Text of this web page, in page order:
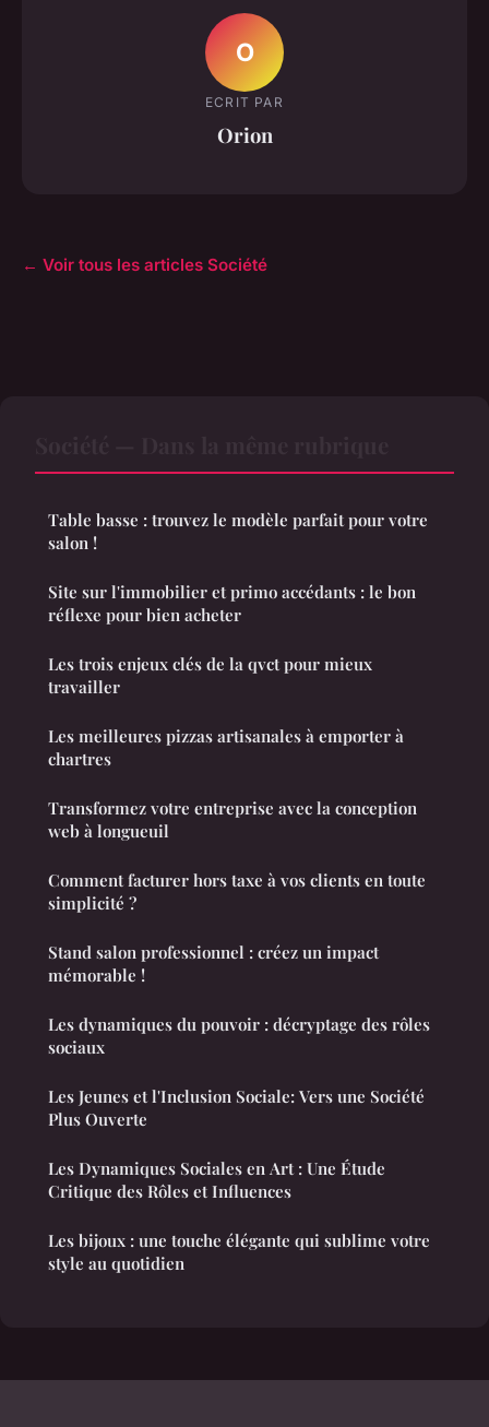
O
ECRIT PAR
Orion
← Voir tous les articles Société
Table basse : trouvez le modèle parfait pour votre
salon !
Site sur l'immobilier et primo accédants : le bon
réflexe pour bien acheter
Les trois enjeux clés de la qvct pour mieux
travailler
Les meilleures pizzas artisanales à emporter à
chartres
Transformez votre entreprise avec la conception
web à longueuil
Comment facturer hors taxe à vos clients en toute
simplicité ?
Stand salon professionnel : créez un impact
mémorable !
Les dynamiques du pouvoir : décryptage des rôles
sociaux
Les Jeunes et l'Inclusion Sociale: Vers une Société
Plus Ouverte
Les Dynamiques Sociales en Art : Une Étude
Critique des Rôles et Influences
Les bijoux : une touche élégante qui sublime votre
style au quotidien